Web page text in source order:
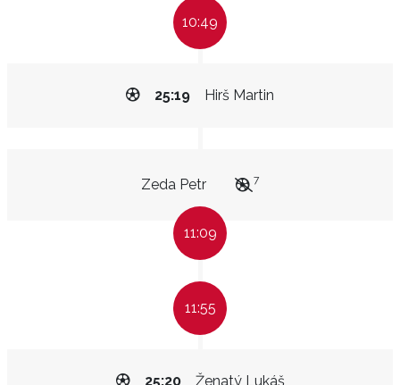
10:49
Hirš Martin
25:19
Zeda Petr 7
11:09
11:55
Ženatý Lukáš
25:20